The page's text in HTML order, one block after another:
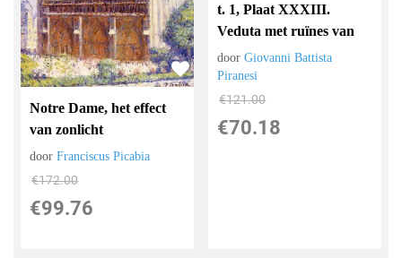
Notre Dame, het effect
van zonlicht
doorFranciscus Picabia
€172.00
€99.76
t. 1, Plaat XXXIII.
Veduta met ruïnes van
doorGiovanni Battista
Piranesi
€121.00
€70.18